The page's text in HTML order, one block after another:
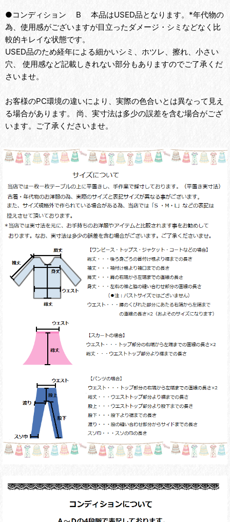
●コンディション B 本品はUSED品となります。*年代物の
為、使用感がございますが目立ったダメージ・シミなどなく比
較的キレイな状態です。
USED品のため経年による細かいシミ、ホツレ、擦れ、小さい
穴、 使用感など記載しきれない部分もありますのでご了承くだ
さいませ。
お客様のPC環境の違いにより、実際の色合いとは異なって見え
る場合があります。 尚、実寸法は多少の誤差を含む場合がござ
います。ご了承くださいませ。